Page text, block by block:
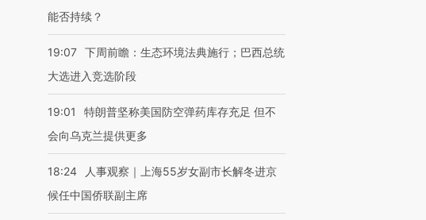
能否持续？
19:07 下周前瞻：生态环境法典施行；巴西总统
大选进入竞选阶段
19:01
特朗普坚称美国防空弹药库存充足 但不
会向乌克兰提供更多
18:24
人事观察｜上海55岁女副市长解冬进京
候任中国侨联副主席